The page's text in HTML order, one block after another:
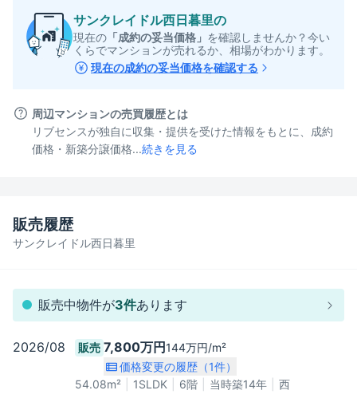
サンクレイドル西日暮里の
現在の 「成約の妥当価格」 を確認しませんか？今い
くらでマンションが売れるか、相場がわかります。
現在の成約の妥当価格を確認する
周辺マンションの売買履歴とは
リブセンスが独自に収集・提供を受けた情報をもとに、成約
価格・新築分譲価格...続きを見る
サンクレイドル西日暮里
販売履歴
販売中物件が3件あります
2026/08 販売 7,800万円144万円/m²
価格変更の履歴（1件）
54.08m² 1SLDK 6階 当時築14年
西